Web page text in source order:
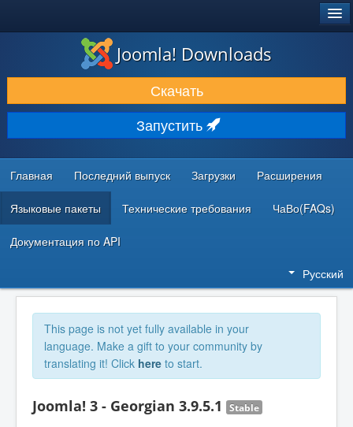
ЗАГРУЗКИ И РАСШИРЕНИЯ
ДОКУМЕНТАЦИЯ И ОБУЧЕНИЕ
СООБЩЕСТВО И ПОДДЕРЖКА
РЕСУРСЫ ДЛЯ РАЗРАБОТЧИКОВ
Joomla! Downloads
Скачать
Запустить
Главная Последний выпуск Загрузки Расширения
Языковые пакеты Технические требования ЧаВо(FAQs)
Документация по API
Русский
This page is not yet fully available in your
language. Make a gift to your community by
translating it! Click here to start.
Joomla! 3 - Georgian 3.9.5.1 Stable